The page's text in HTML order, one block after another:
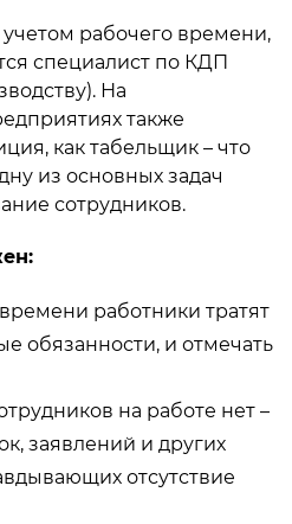
рабочего времени,
специалист по КДП
На
также
как табельщик – что
из основных задач
сотрудников.
работники тратят
обязанности, и отмечать
на работе нет –
заявлений и других
отсутствие